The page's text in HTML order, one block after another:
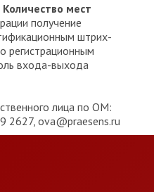
Количество мест
получение
штрих-
регистрационным
входа-выхода
лица по ОМ:
2627, ova@praesens.ru